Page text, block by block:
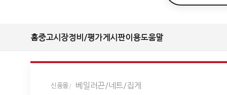
홈중고시장정비/평가게시판이용도움말
신품몰 베일러끈/네트/집게